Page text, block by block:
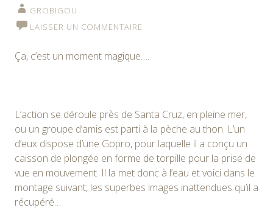
GROBIGOU
LAISSER UN COMMENTAIRE
Ça, c’est un moment magique….
L’action se déroule près de Santa Cruz, en pleine mer,
ou un groupe d’amis est parti à la pèche au thon. L’un
d’eux dispose d’une Gopro, pour laquelle il a conçu un
caisson de plongée en forme de torpille pour la prise de
vue en mouvement. Il la met donc à l’eau et voici dans le
montage suivant, les superbes images inattendues qu’il a
récupéré…